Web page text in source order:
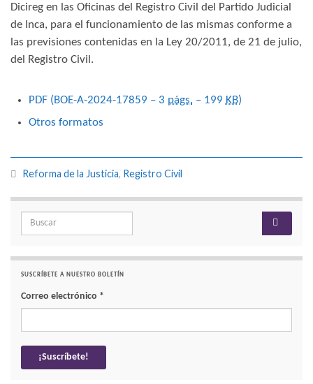
Dicireg en las Oficinas del Registro Civil del Partido Judicial
de Inca, para el funcionamiento de las mismas conforme a
las previsiones contenidas en la Ley 20/2011, de 21 de julio,
del Registro Civil.
PDF (BOE-A-2024-17859 – 3 págs. – 199 KB)
Otros formatos
Reforma de la Justicia, Registro Civil
Search for:
SUSCRÍBETE A NUESTRO BOLETÍN
Correo electrónico *